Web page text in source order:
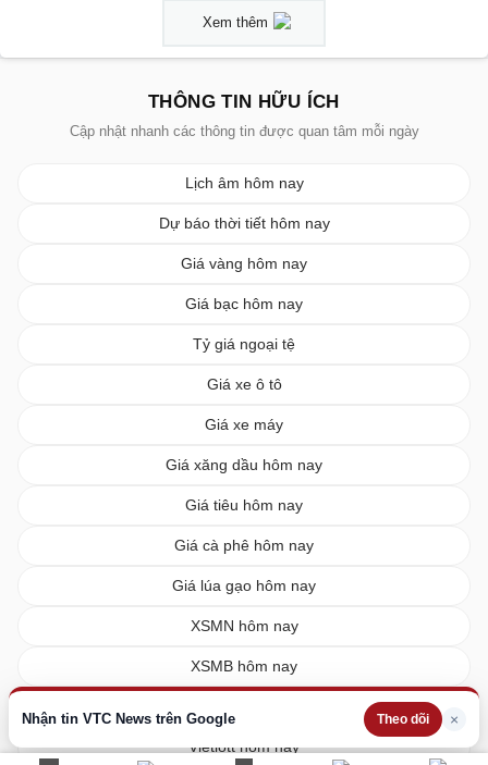
Nhận tin VTC News trên Google Theo dõi ×
Xem thêm
THÔNG TIN HỮU ÍCH
Cập nhật nhanh các thông tin được quan tâm mỗi ngày
Lịch âm hôm nay
Dự báo thời tiết hôm nay
Giá vàng hôm nay
Giá bạc hôm nay
Tỷ giá ngoại tệ
Giá xe ô tô
Giá xe máy
Giá xăng dầu hôm nay
Giá tiêu hôm nay
Giá cà phê hôm nay
Giá lúa gạo hôm nay
XSMN hôm nay
XSMB hôm nay
Vietlott hôm nay